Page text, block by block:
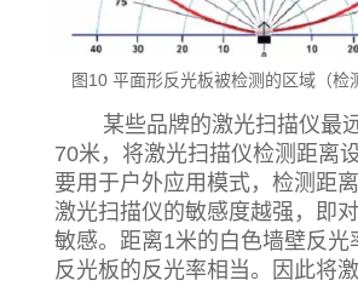
图10 平面形反光板被检测的区域（检
某些品牌的激光扫描仪最
70米，将激光扫描仪检测距离
要用于户外应用模式，检测距离
激光扫描仪的敏感度越强，即
敏感。距离1米的白色墙壁反光
反光板的反光率相当。因此将